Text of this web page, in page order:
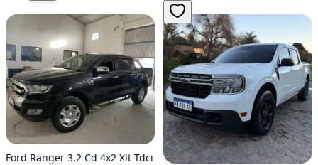
Ford Ranger 3.2 Cd 4x2 Xlt Tdci